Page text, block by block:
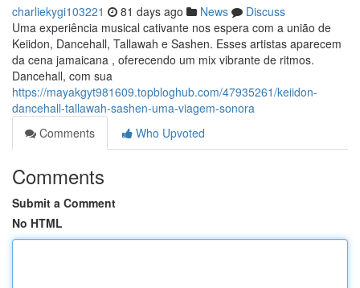
charliekygi103221 81 days ago News
Discuss
Uma experiência musical cativante nos espera com a união de
Keiidon, Dancehall, Tallawah e Sashen. Esses artistas aparecem
da cena jamaicana , oferecendo um mix vibrante de ritmos.
Dancehall, com sua
https://mayakgyt981609.topbloghub.com/47935261/keiidon-
dancehall-tallawah-sashen-uma-viagem-sonora
Comments
Who Upvoted
Comments
Submit a Comment
No HTML